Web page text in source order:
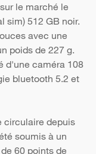
le marché le
sim) 512 GB noir.
avec une
poids de 227 g.
d'une caméra 108
bluetooth 5.2 et
circulaire depuis
soumis à un
60 points de